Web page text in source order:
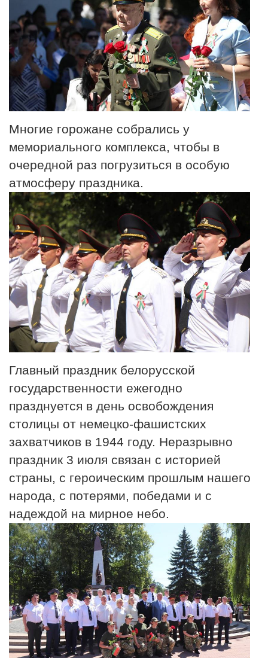
Многие горожане собрались у
мемориального комплекса, чтобы в
очередной раз погрузиться в особую
атмосферу праздника.
Главный праздник белорусской
государственности ежегодно
празднуется в день освобождения
столицы от немецко-фашистских
захватчиков в 1944 году. Неразрывно
праздник 3 июля связан с историей
страны, с героическим прошлым нашего
народа, с потерями, победами и с
надеждой на мирное небо.